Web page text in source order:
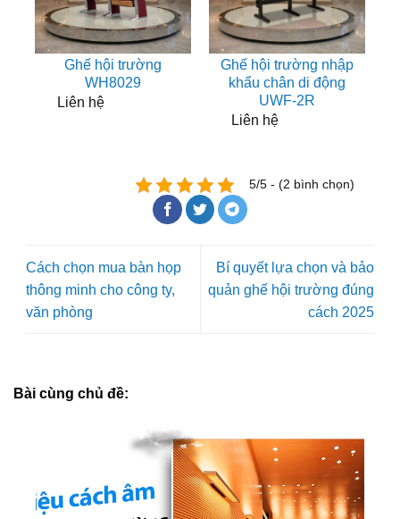
Ghế hội trường
WH8029
Liên hệ
Ghế hội trường nhập
khẩu chân di động
UWF-2R
Liên hệ
5/5 - (2 bình chọn)
Cách chọn mua bàn họp
thông minh cho công ty,
văn phòng
Bí quyết lựa chọn và bảo
quản ghế hội trường đúng
cách 2025
Bài cùng chủ đề: